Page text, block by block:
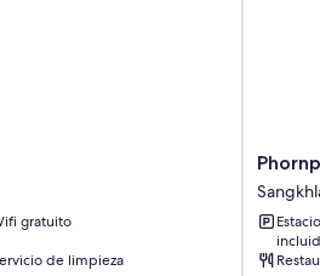
gratuito
de limpieza
Resort
Buri